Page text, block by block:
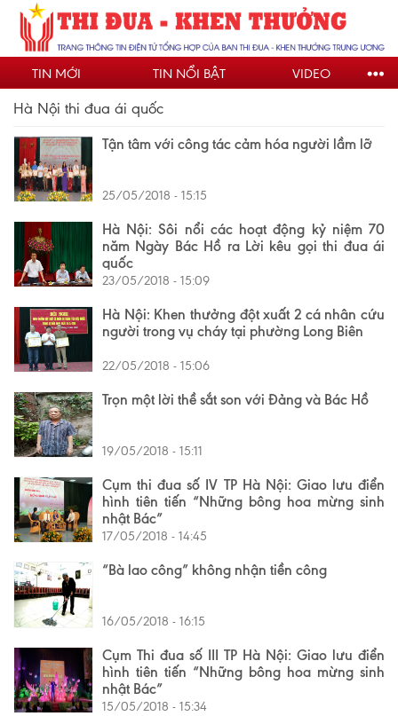
Nhảy
đến
nội
dungTIN MỚI TIN NỔI BẬT VIDEO
Hà Nội thi đua ái quốc
Tận tâm với công tác cảm hóa người lầm lỡ
25/05/2018 - 15:15
Hà Nội: Sôi nổi các hoạt động kỷ niệm 70
năm Ngày Bác Hồ ra Lời kêu gọi thi đua ái
quốc
23/05/2018 - 15:09
Hà Nội: Khen thưởng đột xuất 2 cá nhân cứu
người trong vụ cháy tại phường Long Biên
22/05/2018 - 15:06
Trọn một lời thề sắt son với Đảng và Bác Hồ
19/05/2018 - 15:11
Cụm thi đua số IV TP Hà Nội: Giao lưu điển
hình tiên tiến “Những bông hoa mừng sinh
nhật Bác”
17/05/2018 - 14:45
“Bà lao công” không nhận tiền công
16/05/2018 - 16:15
Cụm Thi đua số III TP Hà Nội: Giao lưu điển
hình tiên tiến “Những bông hoa mừng sinh
nhật Bác”
15/05/2018 - 15:34